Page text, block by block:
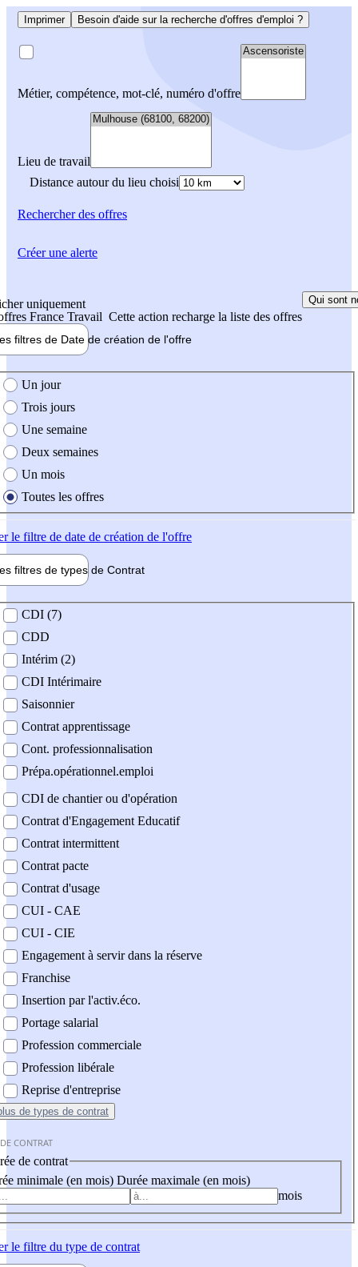
Imprimer Besoin d'aide sur la recherche d'offres d'emploi ?
Métier, compétence, mot-clé, numéro d'offre
Lieu de travail
Distance autour du lieu choisi
Rechercherdes offres
uniquement
France Travail Cette action recharge la liste des offres
Qui sont
filtres de Date de création de l'offre
création de l'offre
Un jour
Trois jours
Une semaine
Deux semaines
Un mois
Toutes les offres
le filtre de date de création de l'offre
filtres de types de Contrat
contrat
CDI (7)
CDD
Intérim (2)
CDI Intérimaire
Saisonnier
Contrat apprentissage
Cont. professionnalisation
Prépa.opérationnel.emploi
CDI de chantier ou d'opération
Contrat d'Engagement Educatif
Contrat intermittent
Contrat pacte
Contrat d'usage
CUI - CAE
CUI - CIE
Engagement à servir dans la réserve
Franchise
Insertion par l'activ.éco.
Portage salarial
Profession commerciale
Profession libérale
Reprise d'entreprise
de types de contrat
CONTRAT
de contrat
minimale (en mois) Durée maximale (en mois)
mois
le filtre du type de contrat
Créer une alerte